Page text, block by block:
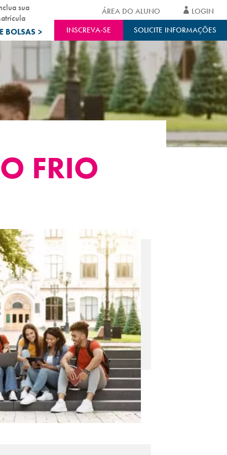
BOLSAS >
sua
INSCREVA-SE SOLICITE INFORMAÇÕES
ÁREA DO ALUNO LOGIN
FRIO